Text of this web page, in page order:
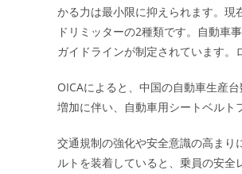
かる力は最小限に抑えられます。
ドリミッターの2種類です。自動車
ガイドラインが制定されています。
OICAによると、中国の自動車生産
増加に伴い、自動車用シートベルト
交通規制の強化や安全意識の高ま
ルトを装着していると、乗員の安